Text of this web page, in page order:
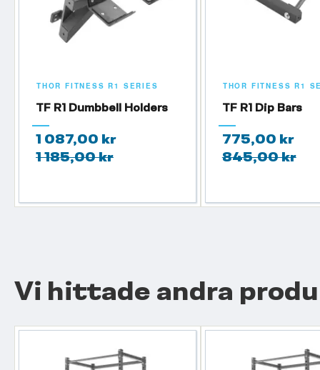
THOR FITNESS R1 SERIES
TF R1 Dumbbell Holders
1 087,00 kr
1 185,00 kr
THOR FITNESS R1
TF R1 Dip Bars
775,00 kr
845,00 kr
Vi hittade andra